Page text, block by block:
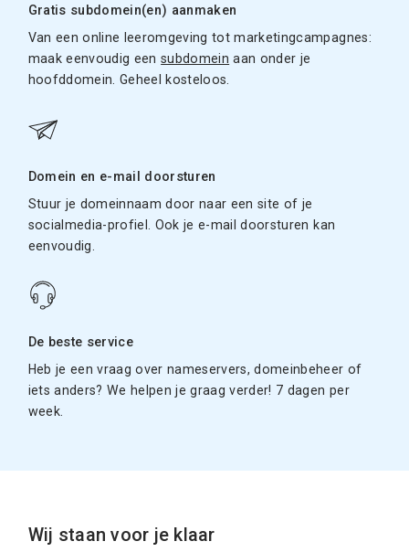
Gratis subdomein(en) aanmaken
Van een online leeromgeving tot marketingcampagnes:
maak eenvoudig eensubdomein aan onder je
hoofddomein. Geheel kosteloos.
Domein en e-mail doorsturen
Stuur je domeinnaam door naar een site of je
socialmedia-profiel. Ook je e-mail doorsturen kan
eenvoudig.
De beste service
Heb je een vraag over nameservers, domeinbeheer of
iets anders? We helpen je graag verder! 7 dagen per
week.
Wij staan voor je klaar